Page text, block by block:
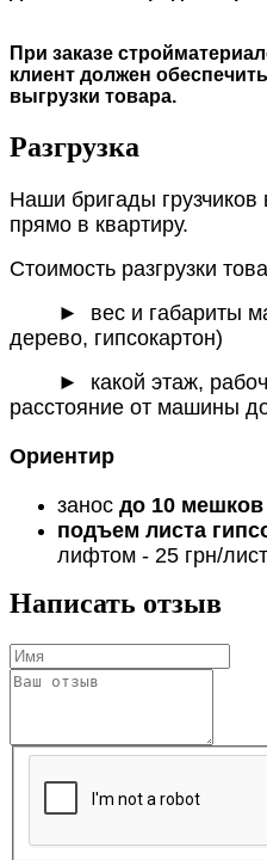
При заказе
клиент должен
выгрузки товара.
Разгрузка
Наши бригады грузчиков
прямо в квартиру.
Стоимость разгрузки
►
вес и габариты
дерево, гипсокартон)
► какой этаж,
расстояние от машины
Ориентир
занос до 10 мешков
подъем листа
лифтом - 25 грн/лист.
Написать отзыв